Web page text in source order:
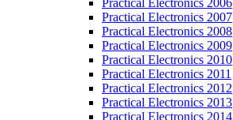
Practical Electronics 2006
Practical Electronics 2007
Practical Electronics 2008
Practical Electronics 2009
Practical Electronics 2010
Practical Electronics 2011
Practical Electronics 2012
Practical Electronics 2013
Practical Electronics 2014